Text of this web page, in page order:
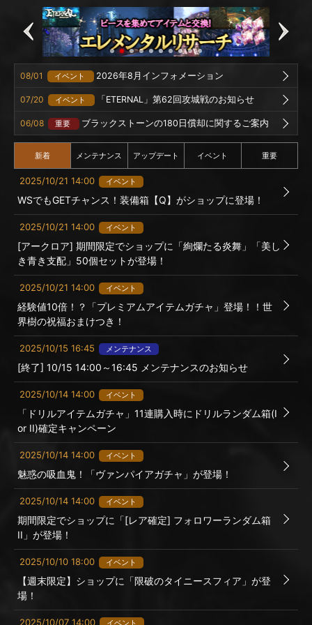
08/01 イベント 2026年8月インフォメーション
07/20 イベント 「ETERNAL」第62回攻城戦のお知らせ
06/08 重要 ブラックストーンの180日償却に関するご案内
新着 メンテナンス アップデート イベント 重要
2025/10/21 14:00 イベント
WSでもGETチャンス！装備箱【Q】がショップに登場！
2025/10/21 14:00 イベント
[アークロア] 期間限定でショップに「絢爛たる炎舞」「美し
き青き支配」50個セットが登場！
2025/10/21 14:00 イベント
経験値10倍！？「プレミアムアイテムガチャ」登場！！世
界樹の祝福おまけつき！
2025/10/15 16:45 メンテナンス
[終了] 10/15 14:00～16:45 メンテナンスのお知らせ
2025/10/14 14:00 イベント
「ドリルアイテムガチャ」11連購入時にドリルランダム箱(I
or II)確定キャンペーン
2025/10/14 14:00 イベント
魅惑の吸血鬼！「ヴァンパイアガチャ」が登場！
2025/10/14 14:00 イベント
期間限定でショップに「[レア確定] フォロワーランダム箱
II」が登場！
2025/10/10 18:00 イベント
【週末限定】ショップに「限破のタイニースフィア」が登
場！
2025/10/07 14:00 イベント